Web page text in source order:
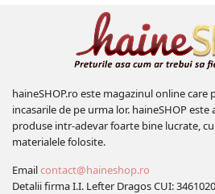
haineSHOP.ro este magazinul online care
incasarile de pe urma lor. haineSHOP
produse intr-adevar foarte bine lucrate,
materialele folosite.
Emailcontact@haineshop.ro
Detalii firma I.I. Lefter Dragos CUI: